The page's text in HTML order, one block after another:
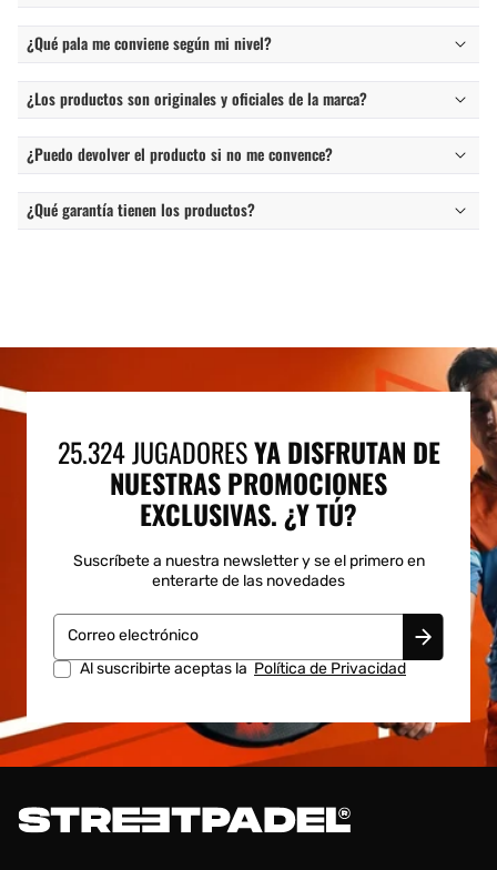
¿Qué pala me conviene según mi nivel?
¿Los productos son originales y oficiales de la marca?
¿Puedo devolver el producto si no me convence?
¿Qué garantía tienen los productos?
25.324 JUGADORESYA DISFRUTAN DE
NUESTRAS PROMOCIONES
EXCLUSIVAS. ¿Y TÚ?
Suscríbete a nuestra newsletter y se el primero en
enterarte de las novedades
Correo electrónico
Al suscribirte aceptas la Política de Privacidad